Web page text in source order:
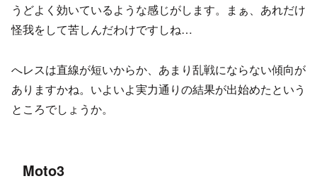
うどよく効いているような感じがします。まぁ、あれだけ
怪我をして苦しんだわけですしね…
へレスは直線が短いからか、あまり乱戦にならない傾向が
ありますかね。いよいよ実力通りの結果が出始めたという
ところでしょうか。
Moto3